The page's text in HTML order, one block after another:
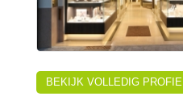
BEKIJK VOLLEDIG PROFIEL